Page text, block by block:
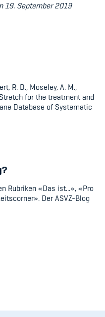
19. September 2019
R. D., Moseley, A. M.,
for the treatment and
Database of Systematic
Rubriken«Das ist...»,«Pro
». Der ASVZ-Blog